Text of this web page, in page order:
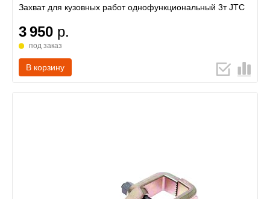
Захват для кузовных работ однофункциональный 3т JTC
3 950 р.
под заказ
В корзину